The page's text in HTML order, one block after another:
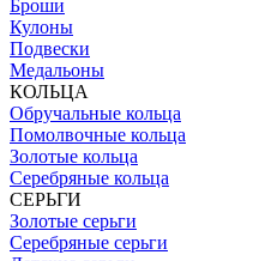
Броши
Кулоны
Подвески
Медальоны
КОЛЬЦА
Обручальные кольца
Помолвочные кольца
Золотые кольца
Серебряные кольца
СЕРЬГИ
Золотые серьги
Серебряные серьги